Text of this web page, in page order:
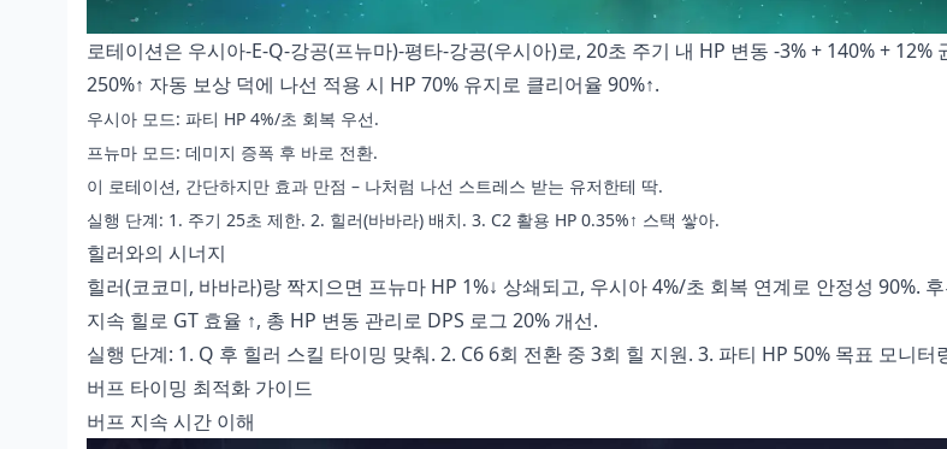
로테이션은 우시아-E-Q-강공(프뉴마)-평타-강공(우시아)로, 20초 주기 내 HP 변동 -3% + 140% + 12%
250%↑ 자동 보상 덕에 나선 적용 시 HP 70% 유지로 클리어율 90%↑.
우시아 모드: 파티 HP 4%/초 회복 우선.
프뉴마 모드: 데미지 증폭 후 바로 전환.
이 로테이션, 간단하지만 효과 만점 – 나처럼 나선 스트레스 받는 유저한테 딱.
실행 단계: 1. 주기 25초 제한. 2. 힐러(바바라) 배치. 3. C2 활용 HP 0.35%↑ 스택 쌓아.
힐러와의 시너지
힐러(코코미, 바바라)랑 짝지으면 프뉴마 HP 1%↓ 상쇄되고, 우시아 4%/초 회복 연계로 안정성 90%.
지속 힐로 GT 효율 ↑, 총 HP 변동 관리로 DPS 로그 20% 개선.
실행 단계: 1. Q 후 힐러 스킬 타이밍 맞춰. 2. C6 6회 전환 중 3회 힐 지원. 3. 파티 HP 50% 목표 모니터
버프 타이밍 최적화 가이드
버프 지속 시간 이해